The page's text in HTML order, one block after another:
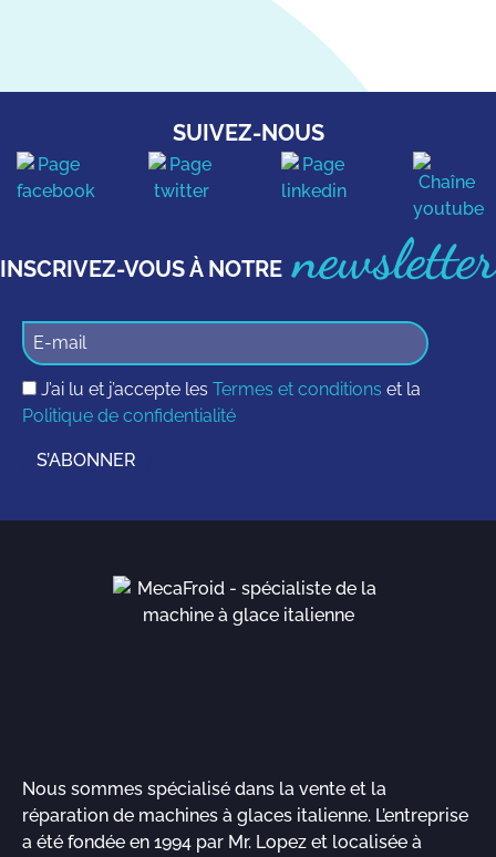
SUIVEZ-NOUS
INSCRIVEZ-VOUS À NOTREnewsletter
J’ai lu et j’accepte les Termes et conditions et la
Politique de confidentialité
S’ABONNER
Nous sommes spécialisé dans la vente et la
réparation de machines à glaces italienne. L’entreprise
a été fondée en 1994 par Mr. Lopez et localisée à